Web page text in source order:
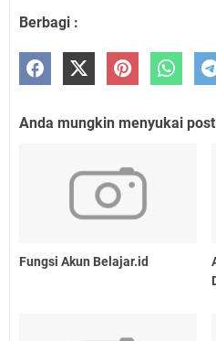
Berbagi :
Anda mungkin menyukai
Fungsi Akun Belajar.id